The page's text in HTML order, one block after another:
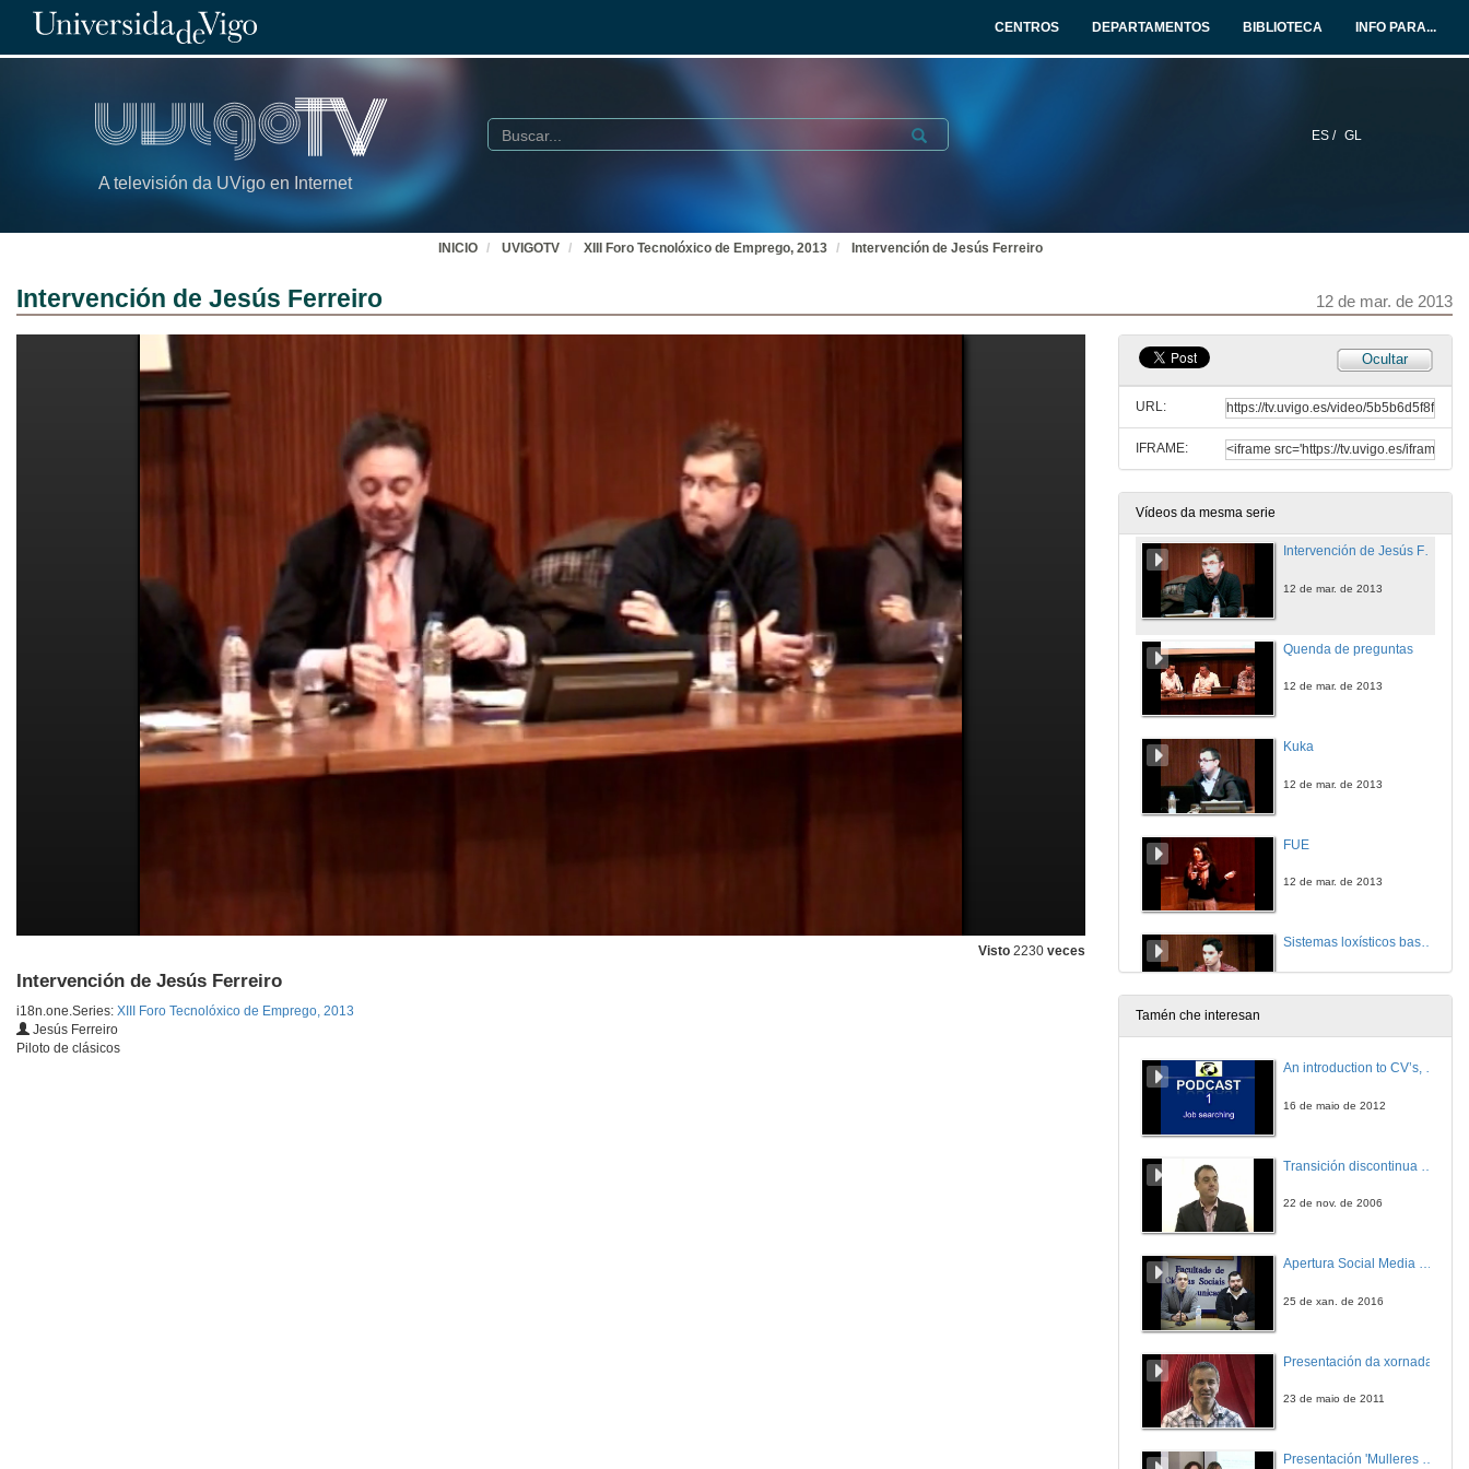
CENTROS DEPARTAMENTOS BIBLIOTECA INFO PARA...
A televisión da UVigo en Internet
ES / GL
Buscar Submit
INICIO UVIGOTV XIII Foro Tecnolóxico de Emprego, 2013 Intervención de Jesús Ferreiro
Intervención de Jesús Ferreiro 12 de mar. de 2013
Visto 2230 veces
Intervención de Jesús Ferreiro
i18n.one.Series: XIII Foro Tecnolóxico de Emprego, 2013
Jesús Ferreiro
Piloto de clásicos
Ocultar
URL:
IFRAME:
Vídeos da mesma serie
Presentación do coloquio
12 de mar. de 2013
Intervención de Juan Campos
Intervención de Julio Borja
12 de mar. de 2013
Intervención de Jesús Ferreiro
12 de mar. de 2013
Quenda de preguntas
12 de mar. de 2013
Kuka
12 de mar. de 2013
FUE
12 de mar. de 2013
Sistemas loxísticos basados en robots móbiles
Cima
12 de mar. de 2013
Tamén che interesan
An introduction to CV’s, letters, and job searching
16 de maio de 2012
22 de nov. de 2006
Apertura Social Media Day 2016
25 de xan. de 2016
Presentación da xornada
23 de maio de 2011
Presentación 'Mulleres no software libre'